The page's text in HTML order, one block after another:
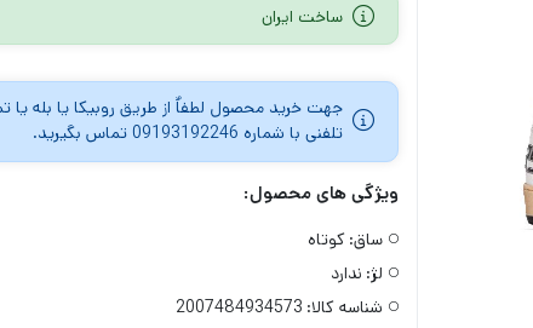
ساخت ایران
جهت خرید محصول لطفاٌ از طریق روبیکا یا بله یا
تلفنی با شماره 09193192246 تماس بگیرید.
ویژگی های محصول:
ساق: کوتاه
لژ: ندارد
شناسه کالا: 2007484934573